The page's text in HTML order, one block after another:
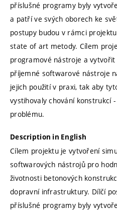
příslušné programy byly
a patří ve svých oborech ke
postupy budou v rámci
state of art metody. Cílem
programové nástroje a vytvořit
příjemné softwarové nástroje
jejich použití v praxi, tak aby
vystihovaly chování konstrukcí
problému.
Description in English
Cílem projektu je vytvoření
softwarových nástrojů pro
životnosti betonových
dopravní infrastruktury. Dílčí
příslušné programy byly